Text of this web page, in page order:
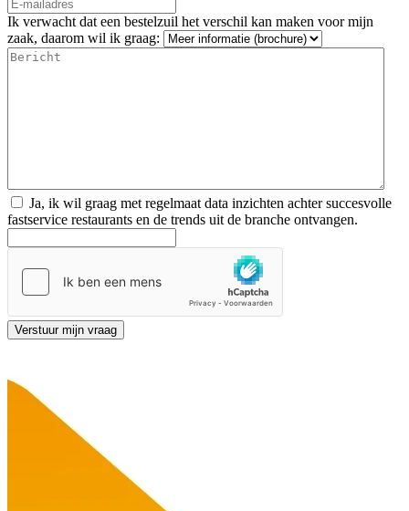
Ik verwacht dat een bestelzuil het verschil kan maken voor mijn
zaak, daarom wil ik graag:
Ja, ik wil graag met regelmaat data inzichten achter succesvolle
fastservice restaurants en de trends uit de branche ontvangen.
Verstuur mijn vraag